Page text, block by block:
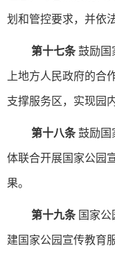
划和管控要求，并依
第十七条鼓励国
上地方人民政府的合
支撑服务区，实现园
第十八条鼓励国
体联合开展国家公园
果。
第十九条国家公
建国家公园宣传教育